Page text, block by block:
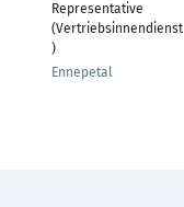
Representative
(Vertriebsinnendienst
)
Ennepetal